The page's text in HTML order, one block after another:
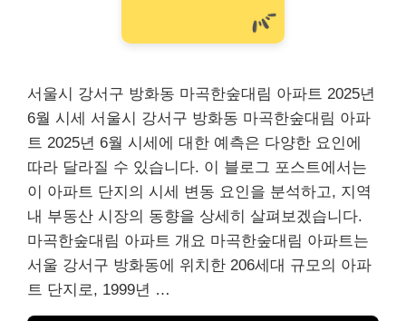
서울시 강서구 방화동 마곡한숲대림 아파트 2025년
6월 시세 서울시 강서구 방화동 마곡한숲대림 아파
트 2025년 6월 시세에 대한 예측은 다양한 요인에
따라 달라질 수 있습니다. 이 블로그 포스트에서는
이 아파트 단지의 시세 변동 요인을 분석하고, 지역
내 부동산 시장의 동향을 상세히 살펴보겠습니다.
마곡한숲대림 아파트 개요 마곡한숲대림 아파트는
서울 강서구 방화동에 위치한 206세대 규모의 아파
트 단지로, 1999년 …